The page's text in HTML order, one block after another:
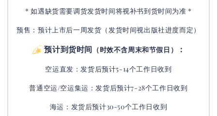
* 如遇缺货需要调货发货时间将视补书到货时间为准 *
预售：预计上市后一周发货（发货时间视出版社进度而定）
预计到货时间 （时效不含周末和节假日） ：
空运直发：发货后预计5-14个工作日收到
普通空运/空运集运：发货后预计7-28个工作日收到
海运：发货后预计30-50个工作日收到